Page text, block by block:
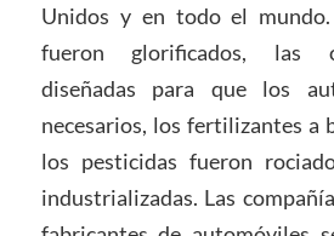
Unidos y en todo el
fueron glorificados, las
diseñadas para que los
necesarios, los fertilizantes a
los pesticidas fueron
industrializadas. Las